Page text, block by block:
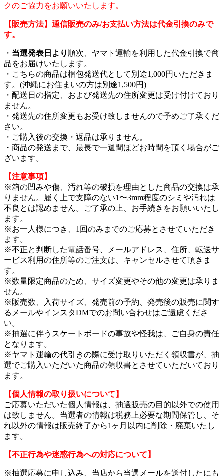
クのご協力をお願いいたします。
【販売方法】通信販売のみ/お支払い方法は代金引換のみで
す。
・ 当選発表日より 順次、ヤマト運輸を利用した代金引換で商
品をお届けいたします。
・こちらの商品は梱包発送代として別途1,000円いただきま
す。(沖縄にお住まいの方は別途1,500円)
・配送日の指定、および発送先の住所変更は受け付けており
ません。
・発送先の住所変更もお受け致しませんので予めご了承くだ
さい。
・ご購入後の交換・返品は承りません。
・商品の発送まで、最長で一週間ほどお時間を頂く場合がご
ざいます。
【注意事項】
※箱の凹みや傷、汚れ等の破損を理由とした商品の交換は承
りません。履く上で支障のない1〜3mm程度のシミや汚れは
不良とは認めません。ご了承の上、お手続きをお願いいたし
ます。
※お一人様につき、1回のみまでのご応募とさせていただき
ます。
※不正と判断した電話番号、メールアドレス、住所、転送サ
ービス利用の住所等のご注文は、キャンセルさせて頂きま
す。
※数量限定商品のため、サイズ変更やその他の変更は承りま
せん。
※販売数、入荷サイズ、発売前の予約、発売後の販売に関す
るメールやインスタDMでのお問い合わせはご遠慮くださ
い。
※抽選に伴うスケートボードの事故や怪我は、ご自身の責任
となります。
※ヤマト運輸の代引きの際に受け取りいただく領収書が、抽
選でご購入いただいた商品の領収書とさせていただいており
ます。
【個人情報の取り扱いについて】
ご応募いただいた個人情報は、抽選販売の目的以外での使用
は致しません。当選者の情報は税務上必要な期間保管し、そ
れ以外の情報は販売終了から1ヶ月以内に削除・廃棄いたし
ます。
【不正行為や迷惑行為への対応について】
※抽選応募に申し込み、当店から当選メールを送付したにも